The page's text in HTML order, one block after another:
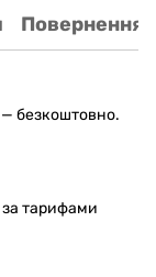
Повернення
безкоштовно.
тарифами